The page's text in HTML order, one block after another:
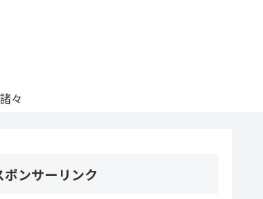
々
ポンサーリンク